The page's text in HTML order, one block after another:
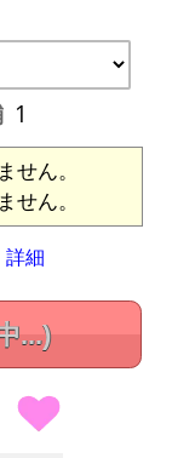
1
ん。
せん。
詳細
...)